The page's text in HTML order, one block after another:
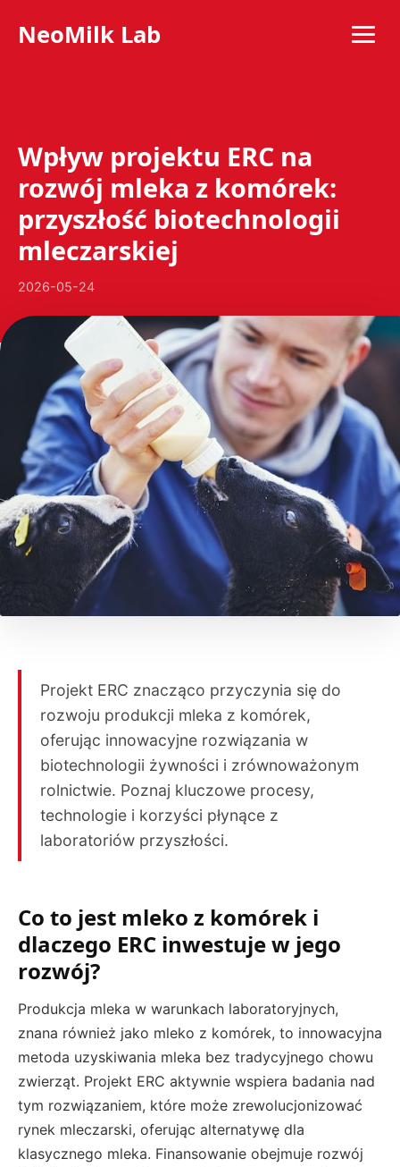
NeoMilk Lab
Wpływ projektu ERC na
rozwój mleka z komórek:
przyszłość biotechnologii
mleczarskiej
2026-05-24
Projekt ERC znacząco przyczynia się do
rozwoju produkcji mleka z komórek,
oferując innowacyjne rozwiązania w
biotechnologii żywności i zrównoważonym
rolnictwie. Poznaj kluczowe procesy,
technologie i korzyści płynące z
laboratoriów przyszłości.
Co to jest mleko z komórek i
dlaczego ERC inwestuje w jego
rozwój?
Produkcja mleka w warunkach laboratoryjnych,
znana również jako mleko z komórek, to innowacyjna
metoda uzyskiwania mleka bez tradycyjnego chowu
zwierząt. Projekt ERC aktywnie wspiera badania nad
tym rozwiązaniem, które może zrewolucjonizować
rynek mleczarski, oferując alternatywę dla
klasycznego mleka. Finansowanie obejmuje rozwój